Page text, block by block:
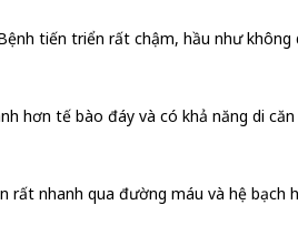
tiến triển rất chậm, hầu như không
hơn tế bào đáy và có khả năng di
rất nhanh qua đường máu và hệ bạch